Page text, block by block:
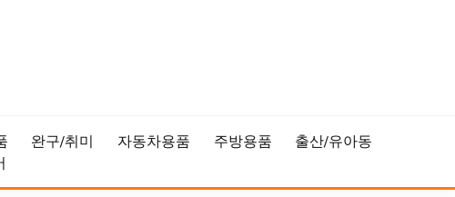
완구/취미 자동차용품 주방용품
출산/유아동